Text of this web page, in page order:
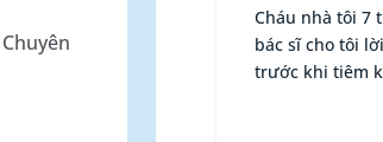
Cháu nhà tôi 7
bác sĩ cho tôi
trước khi tiêm